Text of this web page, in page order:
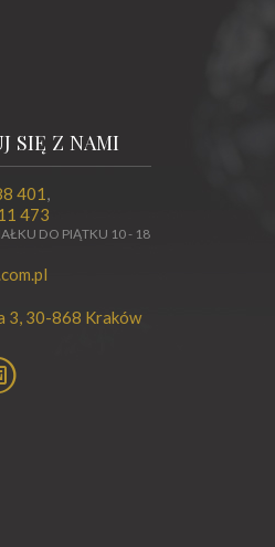
SIĘ Z NAMI
401 ,
473
DO PIĄTKU 10 - 18
3, 30-868 Kraków